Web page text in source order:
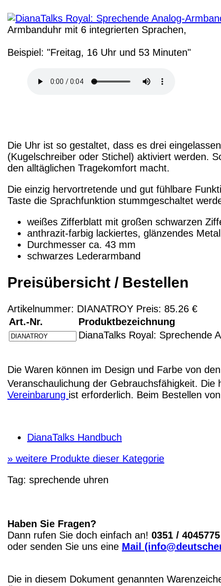
Armbanduhr mit 6 integrierten Sprachen,
Beispiel: "Freitag, 16 Uhr und 53 Minuten"
Die Uhr ist so gestaltet, dass es drei
(Kugelschreiber oder Stichel) aktiviert werden.
den alltäglichen Tragekomfort macht.
Die einzig hervortretende und gut fühlbare
Taste die Sprachfunktion stummgeschaltet
weißes Zifferblatt mit großen schwarzen
anthrazit-farbig lackiertes, glänzendes
Durchmesser ca. 43 mm
schwarzes Lederarmband
Preisübersicht / Bestellen
Artikelnummer: DIANATROY Preis: 85.26 €
Art.-Nr.
Produktbezeichnung
DianaTalks Royal: Sprechende
Die Waren können im Design und Farbe von
Veranschaulichung der Gebrauchsfähigkeit.
Vereinbarung ist erforderlich. Beim Bestellen
DianaTalks Handbuch
» weitere Produkte dieser Kategorie
Tag: sprechende uhren
Haben Sie Fragen?
Dann rufen Sie doch einfach an! 0351 / 4045775
oder senden Sie uns eine Mail
Die in diesem Dokument genannten